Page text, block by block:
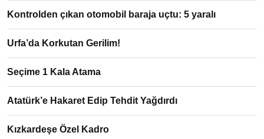
Kontrolden çıkan otomobil baraja uçtu: 5 yaralı
Urfa’da Korkutan Gerilim!
Seçime 1 Kala Atama
Atatürk’e Hakaret Edip Tehdit Yağdırdı
Kızkardeşe Özel Kadro